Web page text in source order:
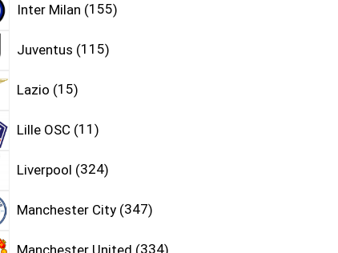
Inter Milan 155
Juventus 115
Lazio 15
Lille OSC 11
Liverpool 324
Manchester City 347
Manchester United 334